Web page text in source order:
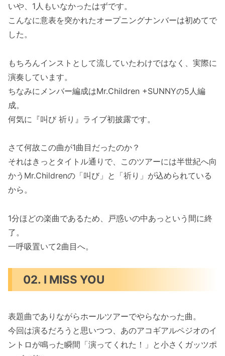
いや、1人もいなかったはずです。
こんなに意表を突かれたオープニングナンバーは初めてで
した。
もちろんインストとして流していたわけではなく、実際に
演奏しています。
ちなみにメンバー編成はMr.Children +SUNNYの5人編
成。
何気に『叫び 祈り』ライブ初披露です。
さて何故この曲が1曲目だったのか？
それはきっとタイトル通りで、このツアーには半世紀へ向
かうMr.Childrenの「叫び」と「祈り」が込められている
から。
1分ほどの楽曲であるため、戸惑いの中あっという間に終
了。
一呼吸置いて2曲目へ。
02. I MISS YOU
表題曲でありながらホールツアーでやらなかった曲。
今回は演るだろうと思いつつ、あのアコギアルペジオのイ
ントロが鳴った瞬間「演ってくれた！」と小さくガッツポ